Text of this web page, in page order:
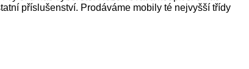
příslušenství. Prodáváme mobily té nejvyšší třídy